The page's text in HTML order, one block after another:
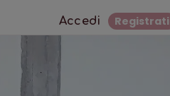
Accedi Registrati